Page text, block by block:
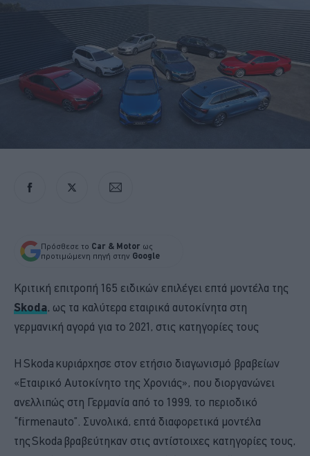
Πρόσθεσε το Car & Motor ως
προτιμώμενη πηγή στην Google
Κριτική επιτροπή 165 ειδικών επιλέγει επτά μοντέλα της
Skoda, ως τα καλύτερα εταιρικά αυτοκίνητα στη
γερμανική αγορά για το 2021, στις κατηγορίες τους
Η Skoda κυριάρχησε στον ετήσιο διαγωνισμό βραβείων
«Εταιρικό Αυτοκίνητο της Χρονιάς», που διοργανώνει
ανελλιπώς στη Γερμανία από το 1999, το περιοδικό
“firmenauto”. Συνολικά, επτά διαφορετικά μοντέλα
της Skoda βραβεύτηκαν στις αντίστοιχες κατηγορίες τους,